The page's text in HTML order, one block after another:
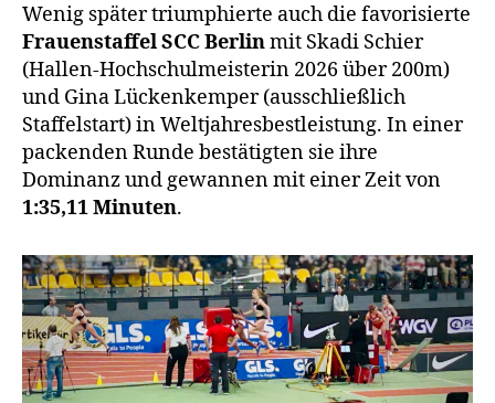
Wenig später triumphierte auch die favorisierte
FrauenstaffelSCC Berlinmit Skadi Schier
(Hallen-Hochschulmeisterin 2026 über 200m)
und Gina Lückenkemper (ausschließlich
Staffelstart) in Weltjahresbestleistung. In einer
packenden Runde bestätigten sie ihre
Dominanz und gewannen mit einer Zeit von
1:35,11 Minuten.